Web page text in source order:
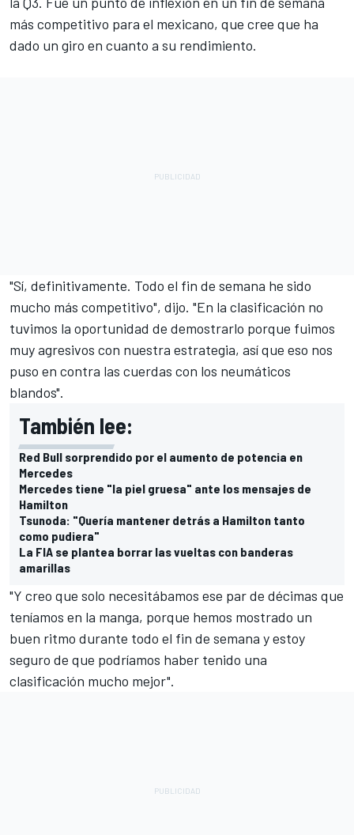
más competitivo para el mexicano, que cree que ha
dado un giro en cuanto a su rendimiento.
"Sí, definitivamente. Todo el fin de semana he sido
mucho más competitivo", dijo. "En la clasificación no
tuvimos la oportunidad de demostrarlo porque fuimos
muy agresivos con nuestra estrategia, así que eso nos
puso en contra las cuerdas con los neumáticos
blandos".
También lee:
Red Bull sorprendido por el aumento de potencia en
Mercedes
Mercedes tiene "la piel gruesa" ante los mensajes de
Hamilton
Tsunoda: "Quería mantener detrás a Hamilton tanto
como pudiera"
La FIA se plantea borrar las vueltas con banderas
amarillas
"Y creo que solo necesitábamos ese par de décimas que
teníamos en la manga, porque hemos mostrado un
buen ritmo durante todo el fin de semana y estoy
seguro de que podríamos haber tenido una
clasificación mucho mejor".